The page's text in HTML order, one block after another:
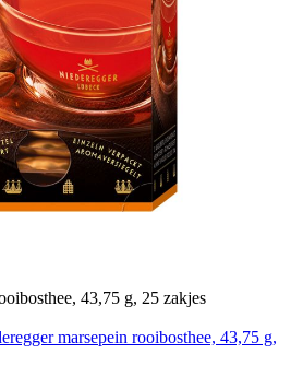
marsepein rooibosthee, 43,75 g,